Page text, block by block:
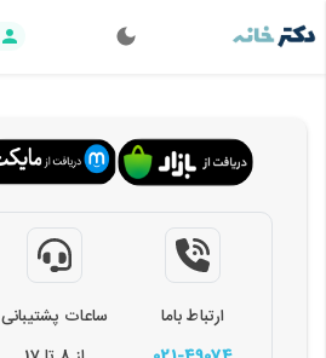
ارتباط باما
ساعات پشتیبانی